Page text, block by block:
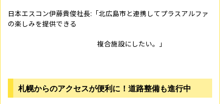
日本エスコン伊藤貴俊社長:「北広島市と連携してプラスアルファ
の楽しみを提供できる
複合施設にしたい。」
札幌からのアクセスが便利に！道路整備も進行中